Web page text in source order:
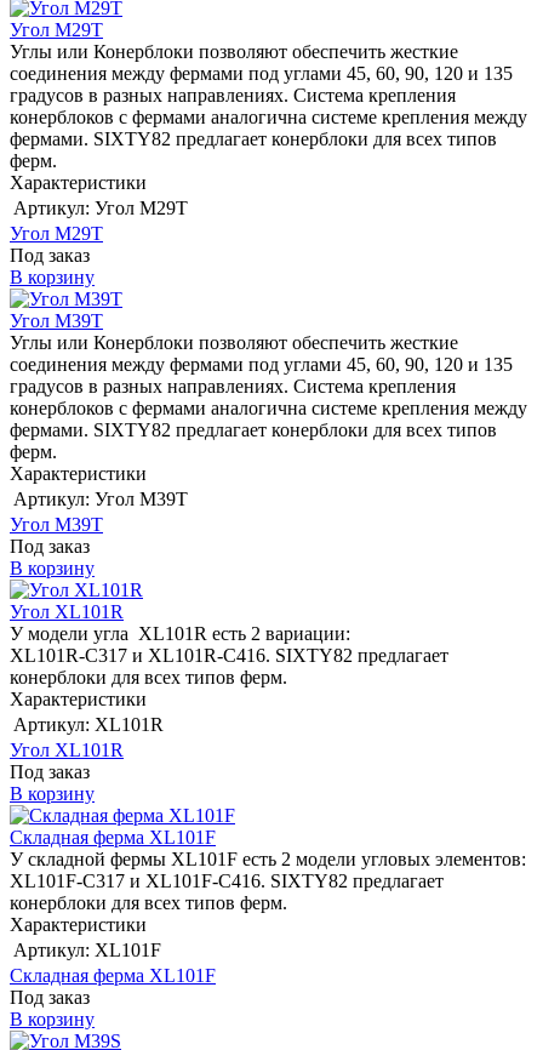
Угол M29T
Углы или Конерблоки позволяют обеспечить жесткие
соединения между фермами под углами 45, 60, 90, 120 и 135
градусов в разных направлениях. Система крепления
конерблоков с фермами аналогична системе крепления между
фермами. SIXTY82 предлагает конерблоки для всех типов
ферм.
Характеристики
Артикул: Угол M29T
Угол M29T
Под заказ
В корзину
Угол M39T
Углы или Конерблоки позволяют обеспечить жесткие
соединения между фермами под углами 45, 60, 90, 120 и 135
градусов в разных направлениях. Система крепления
конерблоков с фермами аналогична системе крепления между
фермами. SIXTY82 предлагает конерблоки для всех типов
ферм.
Характеристики
Артикул: Угол M39T
Угол M39T
Под заказ
В корзину
Угол XL101R
У модели угла XL101R есть 2 вариации:
XL101R-C317 и XL101R-C416. SIXTY82 предлагает
конерблоки для всех типов ферм.
Характеристики
Артикул: XL101R
Угол XL101R
Под заказ
В корзину
Складная ферма XL101F
У складной фермы XL101F есть 2 модели угловых элементов:
XL101F-C317 и XL101F-C416. SIXTY82 предлагает
конерблоки для всех типов ферм.
Характеристики
Артикул: XL101F
Складная ферма XL101F
Под заказ
В корзину